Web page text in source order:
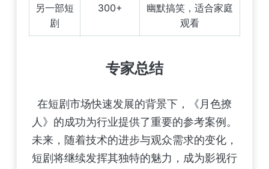
另一部短
剧
300+
幽默搞笑，适合家庭
观看
专家总结
在短剧市场快速发展的背景下，《月色撩
人》的成功为行业提供了重要的参考案例。
未来，随着技术的进步与观众需求的变化，
短剧将继续发挥其独特的魅力，成为影视行